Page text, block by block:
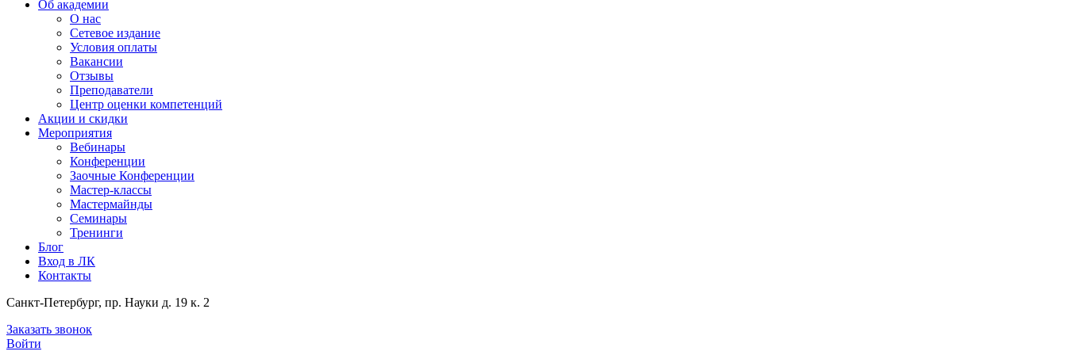
Об академии
О нас
Сетевое издание
Условия оплаты
Вакансии
Отзывы
Преподаватели
Центр оценки компетенций
Акции и скидки
Мероприятия
Вебинары
Конференции
Заочные Конференции
Мастер-классы
Мастермайнды
Семинары
Тренинги
Блог
Вход в ЛК
Контакты
Санкт-Петербург, пр. Науки д. 19 к. 2
Заказать звонок
Войти